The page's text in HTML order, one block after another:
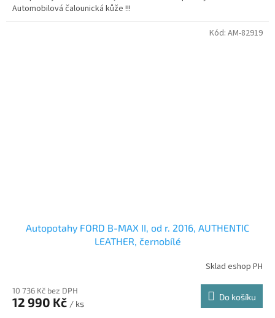
Automobilová čalounická kůže !!!
Autopotahy FORD B-MAX II, od r. 2016, AUTHENTIC
LEATHER, černobílé
Sklad eshop PH
10 736 Kč bez DPH
12 990 Kč / ks
Do košíku
Kód: AM-82919